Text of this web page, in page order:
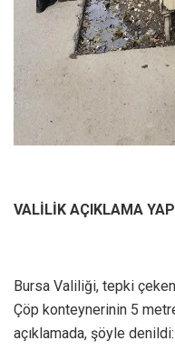
VALİLİK AÇIKLAMA
Bursa Valiliği, tepki çeken
Çöp konteynerinin 5
açıklamada, şöyle denildi: